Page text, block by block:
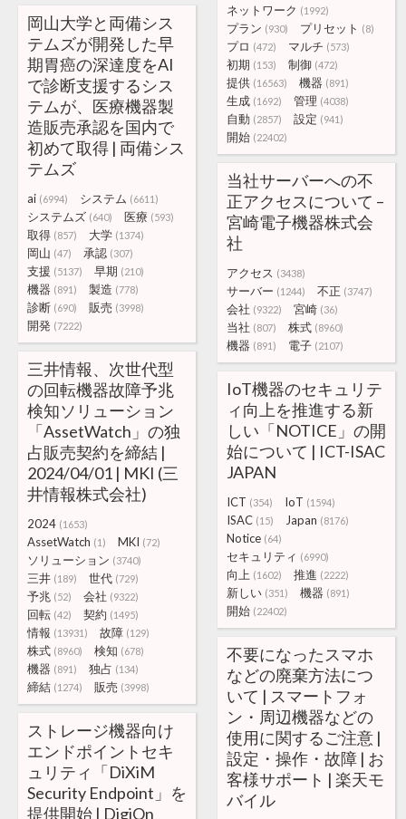
ネットワーク (1992)
プラン (930) プリセット (8)
プロ (472) マルチ (573)
初期 (153) 制御 (472)
提供 (16563) 機器 (891)
生成 (1692) 管理 (4038)
自動 (2857) 設定 (941)
開始 (22402)
岡山大学と両備シス
テムズが開発した早
期胃癌の深達度をAI
で診断支援するシス
テムが、医療機器製
造販売承認を国内で
初めて取得 | 両備シス
テムズ
ai (6994) システム (6611)
システムズ (640) 医療 (593)
取得 (857) 大学 (1374)
岡山 (47) 承認 (307)
支援 (5137) 早期 (210)
機器 (891) 製造 (778)
診断 (690) 販売 (3998)
開発 (7222)
当社サーバーへの不
正アクセスについて –
宮崎電子機器株式会
社
アクセス (3438)
サーバー (1244) 不正 (3747)
会社 (9322) 宮崎 (36)
当社 (807) 株式 (8960)
機器 (891) 電子 (2107)
三井情報、次世代型
の回転機器故障予兆
検知ソリューション
「AssetWatch」の独
占販売契約を締結 |
2024/04/01 | MKI (三
井情報株式会社)
2024 (1653)
AssetWatch (1) MKI (72)
ソリューション (3740)
三井 (189) 世代 (729)
予兆 (52) 会社 (9322)
回転 (42) 契約 (1495)
情報 (13931) 故障 (129)
株式 (8960) 検知 (678)
機器 (891) 独占 (134)
締結 (1274) 販売 (3998)
IoT機器のセキュリテ
ィ向上を推進する新
しい「NOTICE」の開
始について | ICT-ISAC
JAPAN
ICT (354) IoT (1594)
ISAC (15) Japan (8176)
Notice (64)
セキュリティ (6990)
向上 (1602) 推進 (2222)
新しい (351) 機器 (891)
開始 (22402)
不要になったスマホ
などの廃棄方法につ
いて | スマートフォ
ン・周辺機器などの
使用に関するご注意 |
設定・操作・故障 | お
客様サポート | 楽天モ
バイル
ストレージ機器向け
エンドポイントセキ
ュリティ「DiXiM
Security Endpoint」を
提供開始 | DigiOn